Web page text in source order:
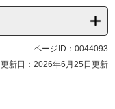
ページID：0044093
更新日：2026年6月25日更新